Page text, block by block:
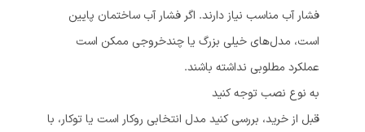
فشار آب مناسب نیاز دارند. اگر فشار آب ساختمان پایین
است، مدل‌های خیلی بزرگ یا چندخروجی ممکن است
عملکرد مطلوبی نداشته باشند.
به نوع نصب توجه کنید
قبل از خرید، بررسی کنید مدل انتخابی روکار است یا توکار، با